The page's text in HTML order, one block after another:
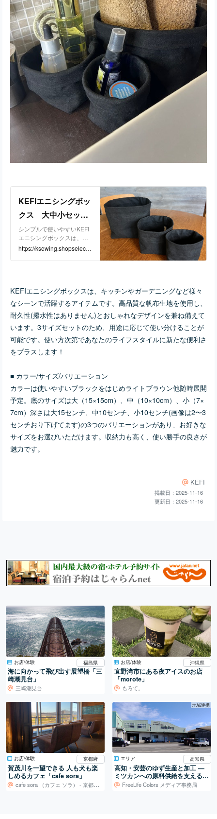
KEFIエニシングボッ
クス 大中小セッ
ト ブラック | KEFI
powered by BASE
シンプルで使いやすいKEFI
エニシングボックスは、キ
ッチンやガーデニングなど
様々なシーンで活躍するア
イテムです。高品質な帆布
なデザインを兼ね備えてい
ます。3サイズセットのた
め、用途に応じて使い分け
ることが可能です。使い方
次第であなたのライフスタ
イルに新たな便利さをプラ
スします！■ カラー/サイズ/
バリエーション カラーは使
予定。底のサイズは大（15
×15cm）、中（10×10c
m）、小（7×7cm）深さは
大15センチ、中10センチ、
小10センチ(画像は2〜3セン
チおり下げてます)の3つの
バリエーションがあり、お
好きなサイズをお選びいた
だけます。収納力も高く、
直射日光での長時間の保管
は避け、風通しの良い場所
で保管してください。■ 発
送・注文に関する情報や注
始しますので、通常14営業
日内に発送いたします。サ
イズやカラーによって在庫
状況が異なるため、詳細は
商品ページをご確認くださ
い。お急ぎの場合は、お気
軽にお問い合わせくださ
い。■ その他の情報や注意
事項 商品の具体的な内容や
ご質問がございましたら、
ショップのお問い合わせか
らご連絡いただければ、心
を込めて丁寧に対応いたし
ます。KEFIエニシングボッ
クスで、毎日の生活をより
便利に、そしてスタイリッ
シュに彩りましょう！
https://ksewing.shopselect.n
KEFIエニシングボックスは、キッチンやガーデニングなど様々
なシーンで活躍するアイテムです。高品質な帆布生地を使用し、
耐久性(撥水性はありません)とおしゃれなデザインを兼ね備えて
います。3サイズセットのため、用途に応じて使い分けることが
可能です。使い方次第であなたのライフスタイルに新たな便利さ
をプラスします！
■ カラー/サイズ/バリエーション
カラーは使いやすいブラックをはじめライトブラウン他随時展開
予定。底のサイズは大（15×15cm）、中（10×10cm）、小（7×
7cm）深さは大15センチ、中10センチ、小10センチ(画像は2〜3
センチおり下げてます)の3つのバリエーションがあり、お好きな
サイズをお選びいただけます。収納力も高く、使い勝手の良さが
魅力です。
KEFI
掲載日：2025-11-16
更新日：2025-11-16
お店/体験 福島県
海に向かって飛び出す展望橋「三
崎潮見台」
三崎潮見台
お店/体験 沖縄県
宜野湾市にある夜アイスのお店
「morote」
もろて。
お店/体験 京都府
賀茂川を一望できる 人も犬も楽
しめるカフェ「cafe sora」
cafe sora （カフェ ソラ） - 京都府京都市
地域連携
エリア 高知県
高知・安芸のゆず生産と加工 ―
ミツカンへの原料供給を支える仕
組みFreeLife Colors メディア事務局